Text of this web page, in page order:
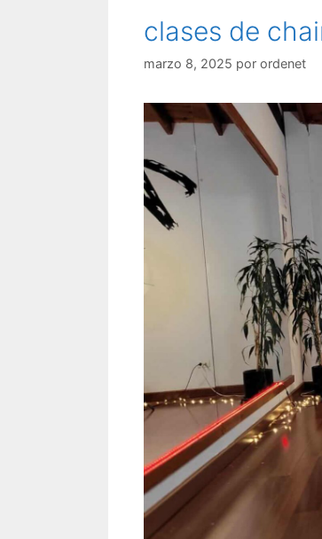
clases de
marzo 8, 2025 por ordenet